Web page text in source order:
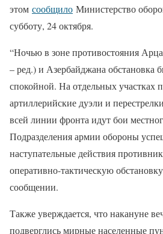
этом сообщило Министерство
субботу, 24 октября.
“Ночью в зоне противостояния
– ред.) и Азербайджана обстановка
спокойной. На отдельных участках
артиллерийские дуэли и
всей линии фронта идут бои
Подразделения армии обороны
наступательные действия
оперативно-тактическую
сообщении.
Также уверждается, что накануне
подверглись мирные населенные